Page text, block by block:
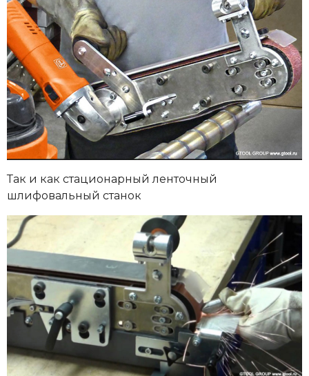
Так и как стационарный ленточный
шлифовальный станок